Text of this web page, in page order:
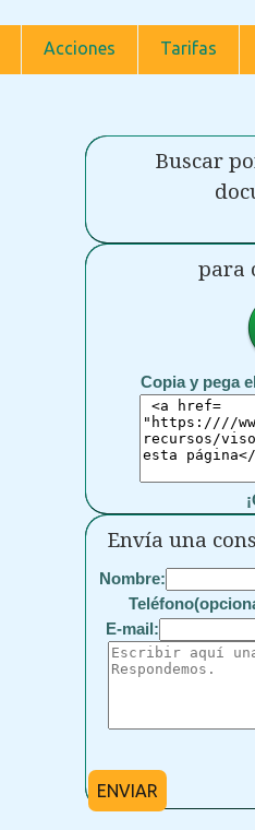
Acciones Tarifas
Buscar
para
Copia y pega
Envía una
Nombre:
E-mail:
ENVIAR